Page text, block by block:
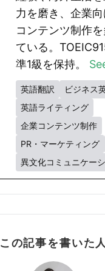
力を磨き、企業
コンテンツ制作
ている。
準1級を保持。
英語翻訳
ビジネス
英語ライティング
企業コンテンツ制作
PR・マーケティング
異文化コミュニケー
この記事を書いた人